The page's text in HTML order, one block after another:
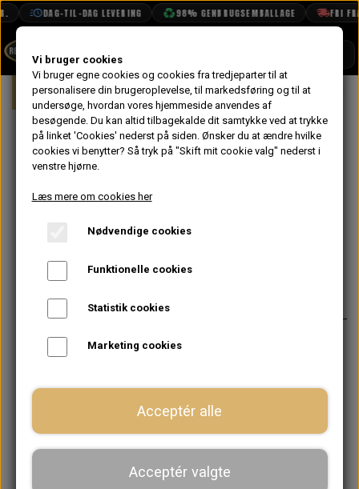
DAG-TIL-DAG LEVERING 98% GENBRUGSEMBALLAGE FRI
BOOK TID
PROJEKTER
TEKNISK DATA
VANDPOLERING
Forside Mini Bremser For Bremse
Bremse Kaliber
Venstre -
Uoriginal
788,00 kr.
Forventet leveringstid:
leveringstid
− +
Vi bruger cookies
Vi bruger egne cookies og cookies fra tredjeparter til at
personalisere din brugeroplevelse, til markedsføring og til at
undersøge, hvordan vores hjemmeside anvendes af
besøgende. Du kan altid tilbagekalde dit samtykke ved at trykke
på linket 'Cookies' nederst på siden. Ønsker du at ændre hvilke
cookies vi benytter? Så tryk på "Skift mit cookie valg" nederst i
venstre hjørne.
Læs mere om cookies her
Nødvendige cookies
Funktionelle cookies
Statistik cookies
Marketing cookies
Acceptér alle
Acceptér valgte